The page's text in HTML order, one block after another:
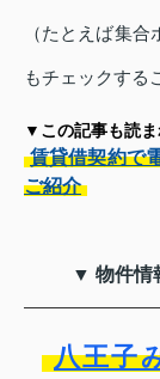
（たとえば集
もチェックする
▼この記事も読
賃貸借契約で
ご紹介
▼ 物件情
八王子